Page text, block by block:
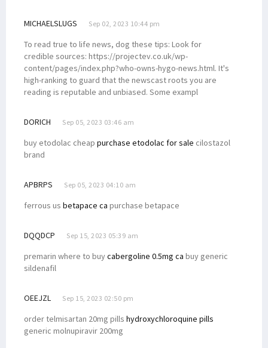
MICHAELSLUGS Sep 02, 2023 10:44 pm
To read true to life news, dog these tips: Look for
credible sources: https://projectev.co.uk/wp-
content/pages/index.php?who-owns-hygo-news.html. It's
high-ranking to guard that the newscast roots you are
reading is reputable and unbiased. Some exampl
DORICH Sep 05, 2023 03:46 am
buy etodolac cheap purchase etodolac for sale cilostazol
brand
APBRPS Sep 05, 2023 04:10 am
ferrous us betapace ca purchase betapace
DQQDCP Sep 15, 2023 05:39 am
premarin where to buycabergoline 0.5mg ca buy generic
sildenafil
OEEJZL Sep 15, 2023 02:50 pm
order telmisartan 20mg pills hydroxychloroquine pills
generic molnupiravir 200mg